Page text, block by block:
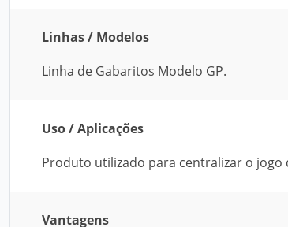
Linhas / Modelos
Linha de Gabaritos Modelo GP.
Uso / Aplicações
Produto utilizado para centralizar o
Vantagens